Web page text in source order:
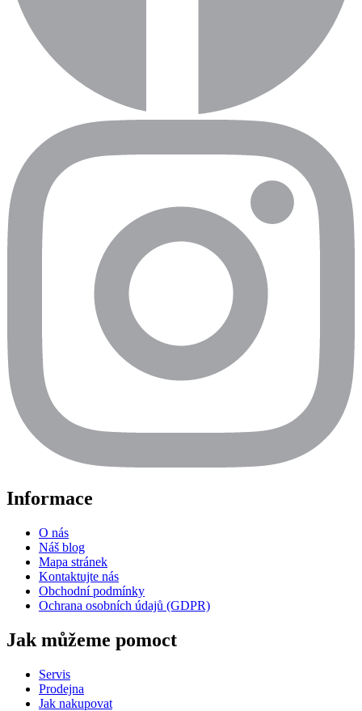
Informace
O nás
Náš blog
Mapa stránek
Kontaktujte nás
Obchodní podmínky
Ochrana osobních údajů (GDPR)
Jak můžeme pomoct
Servis
Prodejna
Jak nakupovat